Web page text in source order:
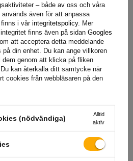
formen på den inre delen av
flänsen och ytan som däcket vilar
för korrekt däcksäte,
passform till fordonets nav.
fälg med dubbel puckel. Denna
i sporter, terrängfordon eller
.
– både av oss och våra
även för att anpassa
finns i vår integritetspolicy. Mer
finns även på sidan Googles
att acceptera detta meddelande
på din enhet. Du kan ange villkoren
genom att klicka på fliken
kan återkalla ditt samtycke när
cookies från webbläsaren på den
(nödvändiga)
Alltid
aktiv